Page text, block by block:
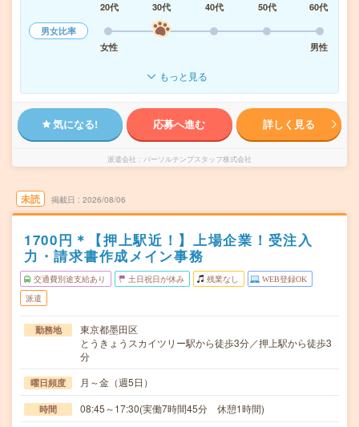
20代
30代 40代 50代
60代
男女比率
女性
男性
もっと見る
気になる! 応募へ進む 詳しく見る
派遣会社 パーソルテンプスタッフ株式会社
未読 掲載日 2026/08/06
1700円＊【押上駅近！】上場企業！受注入
力・請求書作成メイン事務
交通費別途支給あり 土日祝日が休み 残業なし WEB登録OK
派遣
勤務地
東京都墨田区
とうきょうスカイツリー駅から徒歩3分／押上駅から徒歩3
分
曜日頻度 月～金（週5日）
時間 08:45～17:30(実働7時間45分 休憩1時間)